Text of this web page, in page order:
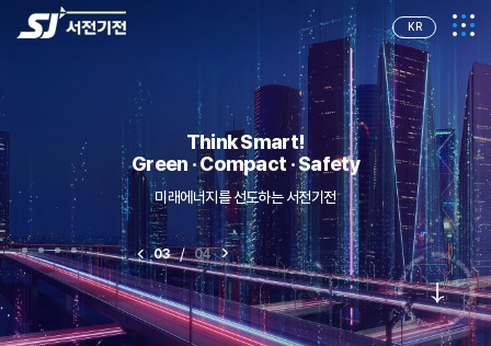
KR
Think Smart!
Green · Compact · Safety
미래에너지를 선도하는 서전기전
03 / 04
Think Smart!
Green · Compact · Safety
미래에너지를 선도하는 서전기전
03 / 04
Think Smart!
Green · Compact · Safety
미래에너지를 선도하는 서전기전
03 / 04
Think Smart!
Green · Compact · Safety
미래에너지를 선도하는 서전기전
03 / 04
SINCE1988